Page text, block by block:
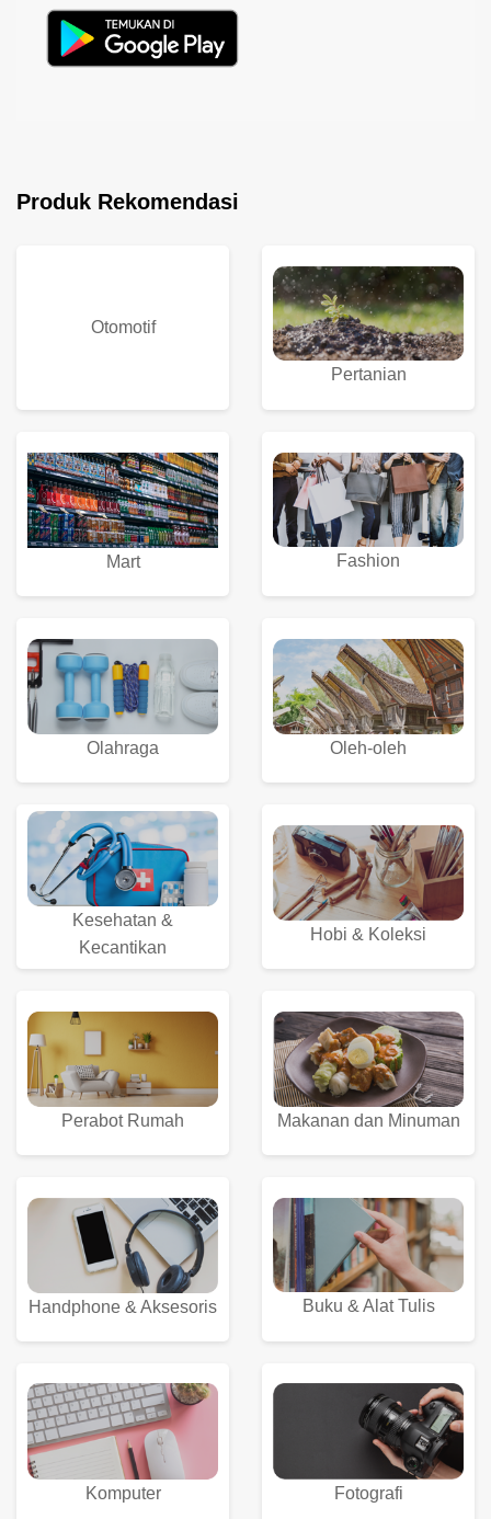
Produk Rekomendasi
Otomotif
Pertanian
Mart Fashion
Olahraga Oleh-oleh
Kesehatan &
Kecantikan
Hobi & Koleksi
Perabot Rumah Makanan dan Minuman
Handphone & Aksesoris Buku & Alat Tulis
Komputer Fotografi